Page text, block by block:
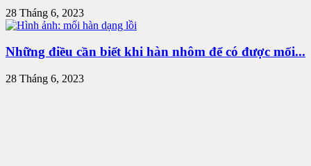
28 Tháng 6, 2023
Những điều cần biết khi hàn nhôm để có được mối...
28 Tháng 6, 2023